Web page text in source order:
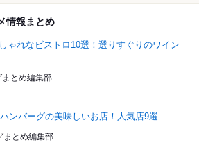
情報まとめ
ゃれなビストロ10選！選りすぐりのワイン
とめ編集部
ハンバーグの美味しいお店！人気店9選
まとめ編集部